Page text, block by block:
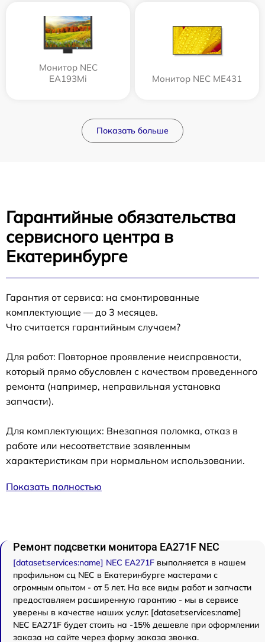
Монитор NEC
EA193Mi
Монитор NEC ME431
Показать больше
Гарантийные обязательства
сервисного центра в
Екатеринбурге
Гарантия от сервиса: на смонтированные
комплектующие — до 3 месяцев.
Что считается гарантийным случаем?
Для работ: Повторное проявление неисправности,
который прямо обусловлен с качеством проведенного
ремонта (например, неправильная установка
запчасти).
Для комплектующих: Внезапная поломка, отказ в
работе или несоответствие заявленным
характеристикам при нормальном использовании.
Показать полностью
Ремонт подсветки монитора EA271F NEC
[dataset:services:name] NEC EA271F выполняется в нашем
профильном сц NEC в Екатеринбурге мастерами с
огромным опытом - от 5 лет. На все виды работ и запчасти
предоставляем расширенную гарантию - мы в сервисе
уверены в качестве наших услуг. [dataset:services:name]
NEC EA271F будет стоить на -15% дешевле при оформлении
заказа на сайте через форму заказа звонка.